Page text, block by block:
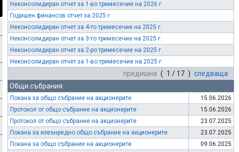
Неконсолидиран отчет за 1-во тримесечие на 2026 г.
Годишен финансов отчет за 2025 г.
Неконсолидиран отчет за 4-то тримесечие на 2025 г.
Неконсолидиран отчет за 3-то тримесечие на 2025 г.
Неконсолидиран отчет за 2-ро тримесечие на 2025 г.
Неконсолидиран отчет за 1-во тримесечие на 2025 г.
предишна ( 1 / 17 ) следваща
Общи събрания
Покана за общо събрание на акционерите
15.06.2026
Протокол от общо събрание на акционерите
15.06.2026
Протокол от общо събрание на акционерите
23.07.2025
Покана за извънредно общо събрание на акционерите
23.07.2025
Покана за общо събрание на акционерите
09.06.2025